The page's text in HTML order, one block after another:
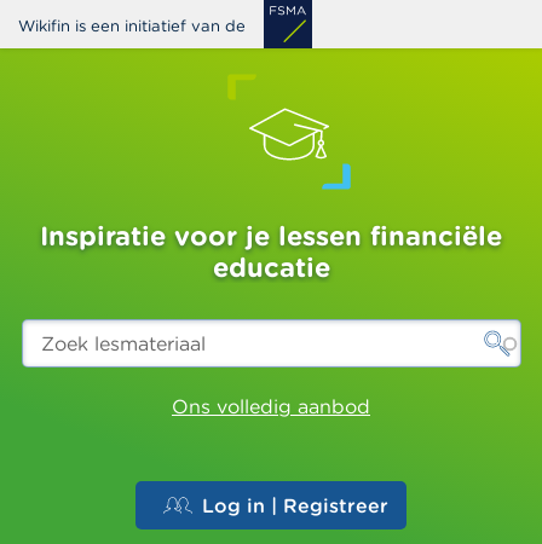
Overslaan
en
Wikifin is een initiatief van de
Inspiratie voor je lessen financiële
educatie
Zoek
lesmateriaal
Ons volledig aanbod
Log in | Registreer